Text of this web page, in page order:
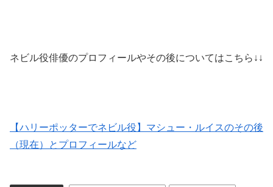
ネビル役俳優のプロフィールやその後についてはこちら↓↓
【ハリーポッターでネビル役】マシュー・ルイスのその後
（現在）とプロフィールなど